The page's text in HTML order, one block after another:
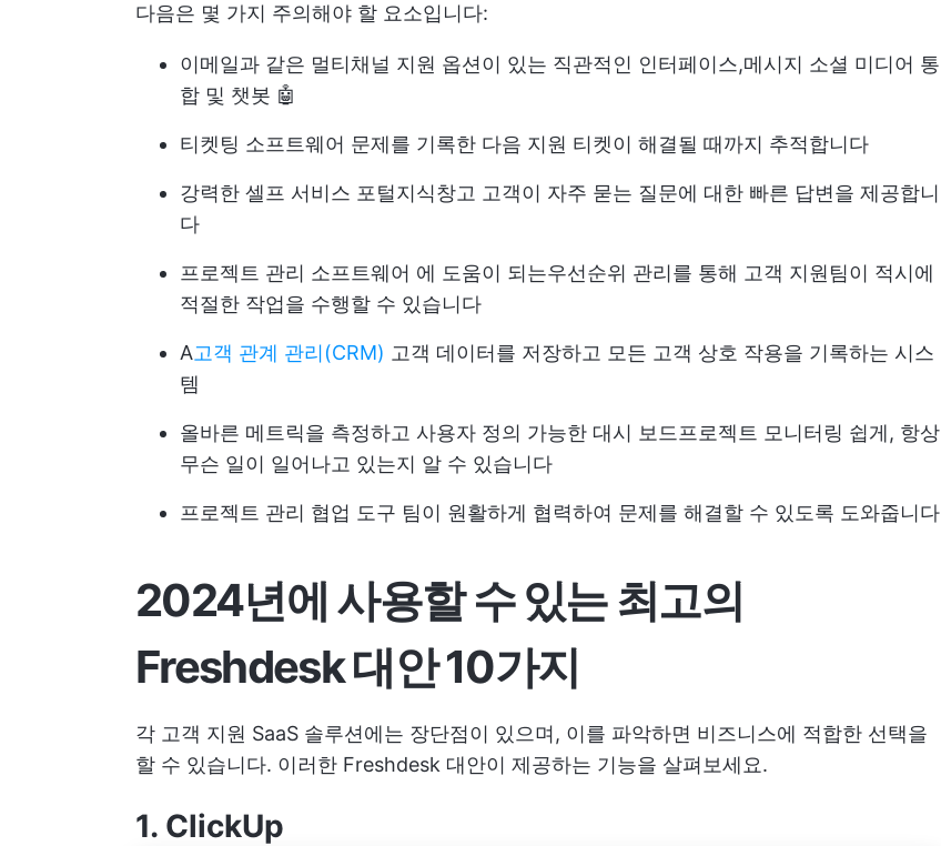
다음은 몇 가지 주의해야 할 요소입니다:
이메일과 같은 멀티채널 지원 옵션이 있는 직관적인 인터페이스,메시지 소셜 미디어 통
합 및 챗봇 🤖
티켓팅 소프트웨어 문제를 기록한 다음 지원 티켓이 해결될 때까지 추적합니다
강력한 셀프 서비스 포털지식창고 고객이 자주 묻는 질문에 대한 빠른 답변을 제공합니
다
프로젝트 관리 소프트웨어 에 도움이 되는우선순위 관리를 통해 고객 지원팀이 적시에
적절한 작업을 수행할 수 있습니다
A고객 관계 관리(CRM) 고객 데이터를 저장하고 모든 고객 상호 작용을 기록하는 시스
템
올바른 메트릭을 측정하고 사용자 정의 가능한 대시 보드 프로젝트 모니터링 쉽게, 항상
무슨 일이 일어나고 있는지 알 수 있습니다
프로젝트 관리 협업 도구 팀이 원활하게 협력하여 문제를 해결할 수 있도록 도와줍니다
2024년에 사용할 수 있는 최고의
Freshdesk 대안 10가지
각 고객 지원 SaaS 솔루션에는 장단점이 있으며, 이를 파악하면 비즈니스에 적합한 선택을
할 수 있습니다. 이러한 Freshdesk 대안이 제공하는 기능을 살펴보세요.
1. ClickUp